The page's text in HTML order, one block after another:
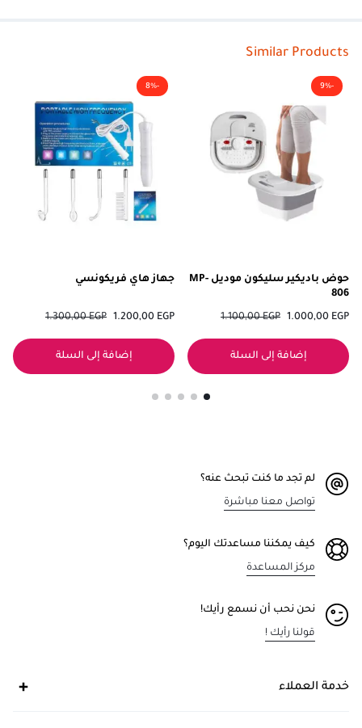
Similar Products
-9%
حوض باديكير سليكون موديل MP-
806
1.000,00 EGP
1.100,00EGP
إضافة إلى السلة
-8%
جهاز هاي فريكونسي
1.200,00 EGP
1.300,00EGP
إضافة إلى السلة
لم تجد ما كنت تبحث عنه؟
تواصل معنا مباشرة
كيف يمكننا مساعدتك اليوم؟
مركز المساعدة
نحن نحب أن نسمع رأيك!
قولنا رأيك !
خدمة العملاء